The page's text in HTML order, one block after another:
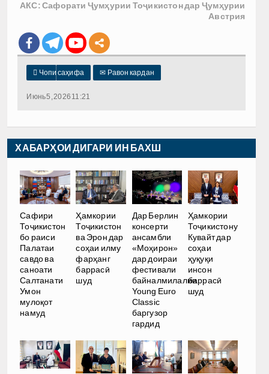
АКС: Сафорати Ҷумҳурии Тоҷикистон дар Ҷумҳурии
Австрия
 Чопи саҳифа ✉ Равон кардан
Июнь 5, 2026 11:21
ХАБАРҲОИ ДИГАРИ ИН БАХШ
Сафири
Тоҷикистон
бо раиси
Палатаи
савдо ва
саноати
Салтанати
Умон
мулоқот
намуд
Ҳамкории
Тоҷикистон
ва Эрон дар
соҳаи илму
фарҳанг
баррасӣ
шуд
Дар Берлин
консерти
ансамбли
«Моҳирон»
дар доираи
фестивали
байналмилалии
Young Euro
Classic
баргузор
гардид
Ҳамкории
Тоҷикистону
Кувайт дар
соҳаи
ҳуқуқи
инсон
баррасӣ
шуд